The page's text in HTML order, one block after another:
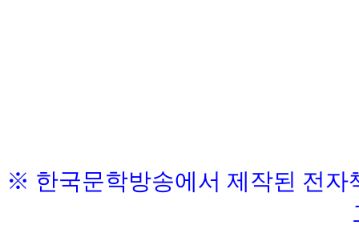
※ 한국문학방송에서 제작된 전자